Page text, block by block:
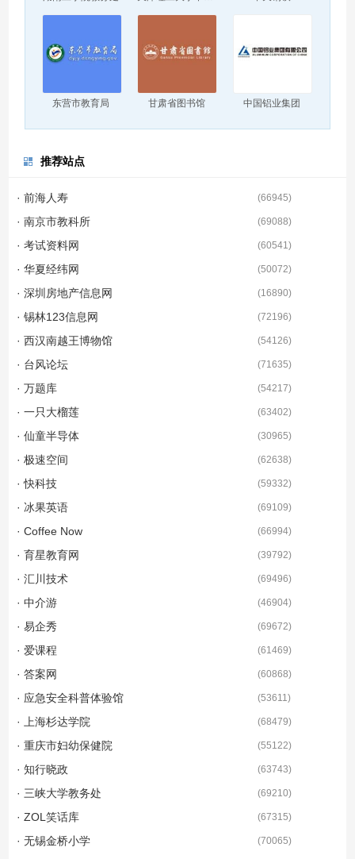
东营市教育局 甘肃省图书馆 中国铝业集团
推荐站点
· 前海人寿 (66945)
· 南京市教科所 (69088)
· 考试资料网 (60541)
· 华夏经纬网 (50072)
· 深圳房地产信息网 (16890)
· 锡林123信息网 (72196)
· 西汉南越王博物馆 (54126)
· 台风论坛 (71635)
· 万题库 (54217)
· 一只大榴莲 (63402)
· 仙童半导体 (30965)
· 极速空间 (62638)
· 快科技 (59332)
· 冰果英语 (69109)
· Coffee Now (66994)
· 育星教育网 (39792)
· 汇川技术 (69496)
· 中介游 (46904)
· 易企秀 (69672)
· 爱课程 (61469)
· 答案网 (60868)
· 应急安全科普体验馆 (53611)
· 上海杉达学院 (68479)
· 重庆市妇幼保健院 (55122)
· 知行晓政 (63743)
· 三峡大学教务处 (69210)
· ZOL笑话库 (67315)
· 无锡金桥小学 (70065)